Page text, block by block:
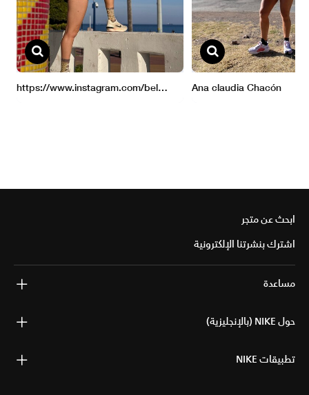
ابحث عن متجر
اشترك بنشرتنا الإلكترونية
مساعدة
حول NIKE (بالإنجليزية)
تطبيقات NIKE